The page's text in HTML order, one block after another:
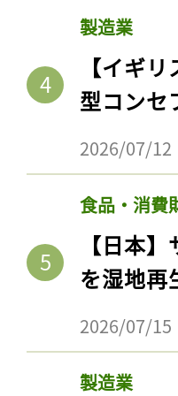
製造業
【イギ
型コンセ
2026/07/12
食品・消費
【日本
を湿地再
2026/07/15
製造業